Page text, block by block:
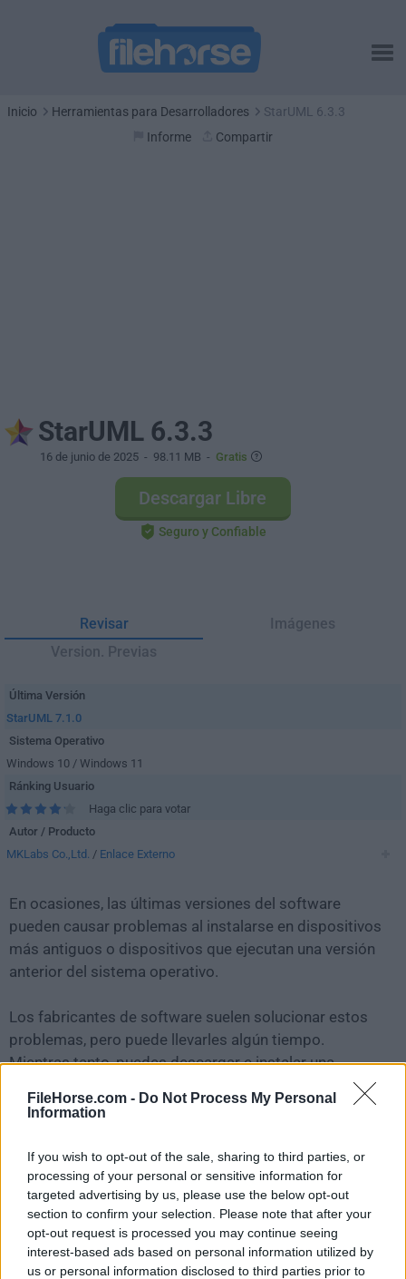
FileHorse.com - Do Not Process My Personal
Information
If you wish to opt-out of the sale, sharing to third parties, or
processing of your personal or sensitive information for
targeted advertising by us, please use the below opt-out
section to confirm your selection. Please note that after your
opt-out request is processed you may continue seeing
interest-based ads based on personal information utilized by
us or personal information disclosed to third parties prior to
Inicio Herramientas para Desarrolladores
StarUML 6.3.3
Informe
Compartir
StarUML 6.3.3
16 de junio de 2025 - 98.11 MB - Gratis
Descargar Libre
Seguro y Confiable
Revisar
Imágenes
Version. Previas
Última Versión
StarUML 7.1.0
Sistema Operativo
Windows 10 / Windows 11
Ránking Usuario
Haga clic para votar
Autor / Producto
MKLabs Co.,Ltd. / Enlace Externo
En ocasiones, las últimas versiones del software
pueden causar problemas al instalarse en dispositivos
más antiguos o dispositivos que ejecutan una versión
anterior del sistema operativo.
Los fabricantes de software suelen solucionar estos
problemas, pero puede llevarles algún tiempo.
Mientras tanto, puedes descargar e instalar una
reciente de StarUML o leer nuestra reseña,
simplemente hazclic aquí .
Todas las versiones antiguas distribuidas en nuestro
sitio web son completamente libres de virus y están
disponibles para su descarga sin costo alguno.